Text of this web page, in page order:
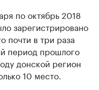
по октябрь 2018
зарегистрировано
почти в три раза
период прошлого
донской регион
10 место.